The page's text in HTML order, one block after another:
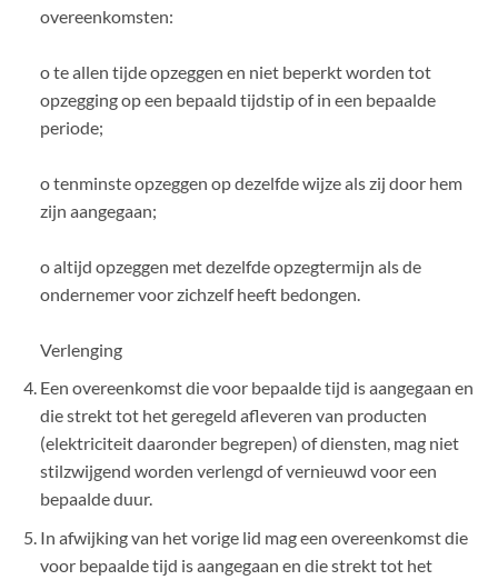
overeenkomsten:
o te allen tijde opzeggen en niet beperkt worden tot
opzegging op een bepaald tijdstip of in een bepaalde
periode;
o tenminste opzeggen op dezelfde wijze als zij door hem
zijn aangegaan;
o altijd opzeggen met dezelfde opzegtermijn als de
ondernemer voor zichzelf heeft bedongen.
Verlenging
Een overeenkomst die voor bepaalde tijd is aangegaan en
die strekt tot het geregeld afleveren van producten
(elektriciteit daaronder begrepen) of diensten, mag niet
stilzwijgend worden verlengd of vernieuwd voor een
bepaalde duur.
In afwijking van het vorige lid mag een overeenkomst die
voor bepaalde tijd is aangegaan en die strekt tot het